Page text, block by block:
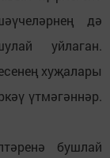
дә
уйлаган.
хуҗалары
үтмәгәннәр.
бушлай